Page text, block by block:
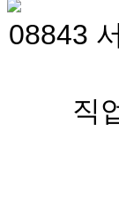
08843
직